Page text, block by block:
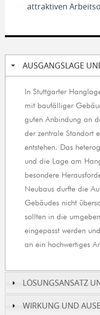
attraktiven
AUSGANGSLAGE
In Stuttgarter
mit baufälliger
guten Anbindung an
der zentrale Standort
entstehen. Das
und die Lage am
besondere
Neubaus durfte die
Gebäudes nicht
sollten in die
eingepasst werden
an ein hochwertiges
LÖSUNGSANSATZ
WIRKUNG UND